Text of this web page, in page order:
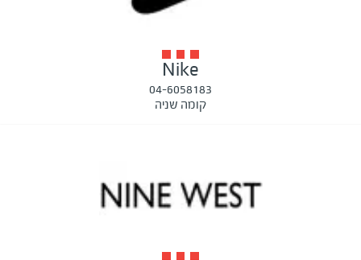
Nike
04-6058183
קומה שניה